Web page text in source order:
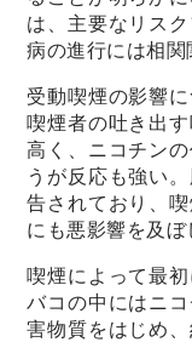
は、主要なリス
病の進行には相関
受動喫煙の影響
喫煙者の吐き出
高く、ニコチン
うが反応も強い
告されており、
にも悪影響を及ぼ
喫煙によって最
バコの中にはニ
害物質をはじめ